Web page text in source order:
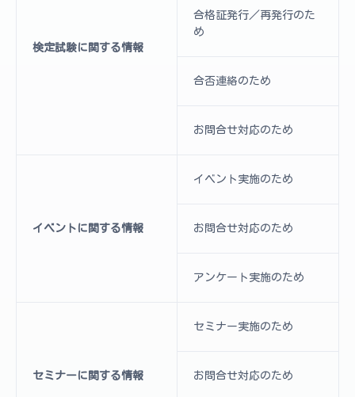
検定試験に関する情報
合格証発行／再発行のた
め
合否連絡のため
お問合せ対応のため
イベントに関する情報
イベント実施のため
お問合せ対応のため
アンケート実施のため
セミナーに関する情報
セミナー実施のため
お問合せ対応のため